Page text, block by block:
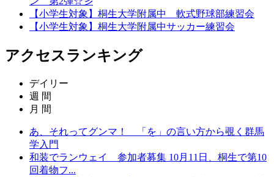
【小学生対象】桐生大学附属中 軟式野球部練習会
【小学生対象】桐生大学附属中サッカー練習会
アクセスランキング
デイリー
週 間
月 間
あ、それってグンマ！ 「を」の言い方から覗く群馬
学入門
和装でランウェイ 参加者募集 10月11日、桐生で第10
回着物フ...